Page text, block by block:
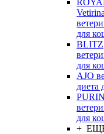
для
BLITZ
для
AJO
диета
для
+